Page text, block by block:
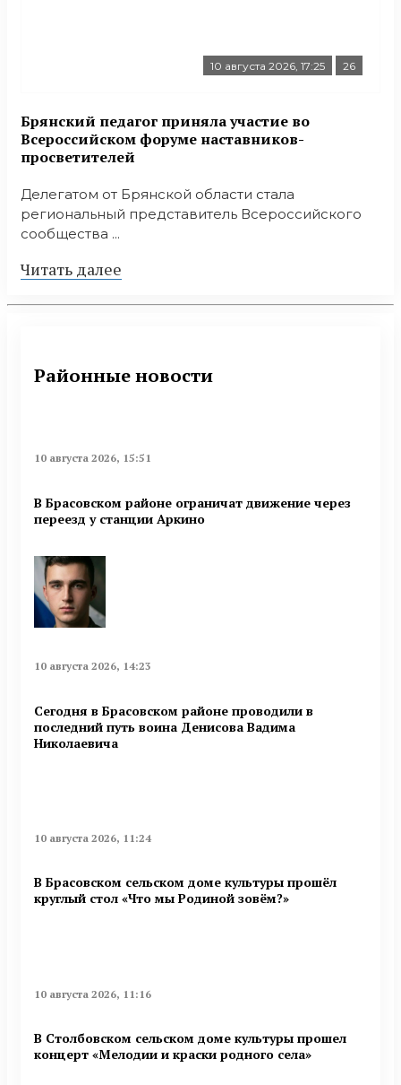
10 августа 2026, 17:25 26
Брянский педагог приняла участие во
Всероссийском форуме наставников-
просветителей
Делегатом от Брянской области стала
региональный представитель Всероссийского
сообщества ...
Читать далее
Районные новости
10 августа 2026, 15:51
В Брасовском районе ограничат движение через
переезд у станции Аркино
10 августа 2026, 14:23
Сегодня в Брасовском районе проводили в
последний путь воина Денисова Вадима
Николаевича
10 августа 2026, 11:24
В Брасовском сельском доме культуры прошёл
круглый стол «Что мы Родиной зовём?»
10 августа 2026, 11:16
В Столбовском сельском доме культуры прошел
концерт «Мелодии и краски родного села»